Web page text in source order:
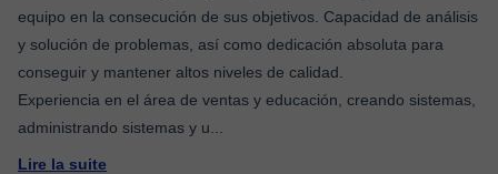
equipo en la consecución de sus objetivos. Capacidad de análisis
y solución de problemas, así como dedicación absoluta para
conseguir y mantener altos niveles de calidad.
Experiencia en el área de ventas y educación, creando sistemas,
administrando sistemas y u
Lire la suite